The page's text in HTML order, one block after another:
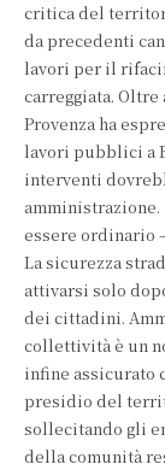
critica del
da precedenti
lavori per il
carreggiata.
Provenza ha
lavori pubblici a
interventi
essere ordinario
La sicurezza
attivarsi solo
dei cittadini.
collettività è un
infine assicurato
presidio del
sollecitando gli
della comunità